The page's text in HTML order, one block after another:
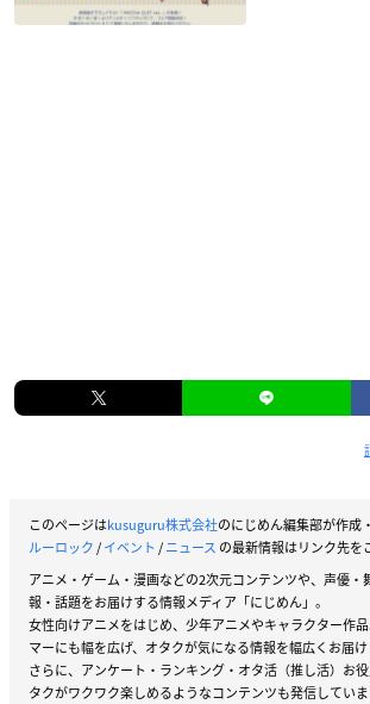
このページはkusuguru株式会社のにじめん編集部が作成
ルーロック/イベント /ニュース の最新情報はリンク先を
アニメ・ゲーム・漫画などの2次元コンテンツや、声優・
報・話題をお届けする情報メディア「にじめん」。
女性向けアニメをはじめ、少年アニメやキャラクター作
マーにも幅を広げ、オタクが気になる情報を幅広くお届け
さらに、アンケート・ランキング・オタ活（推し活）お
タクがワクワク楽しめるようなコンテンツも発信していま